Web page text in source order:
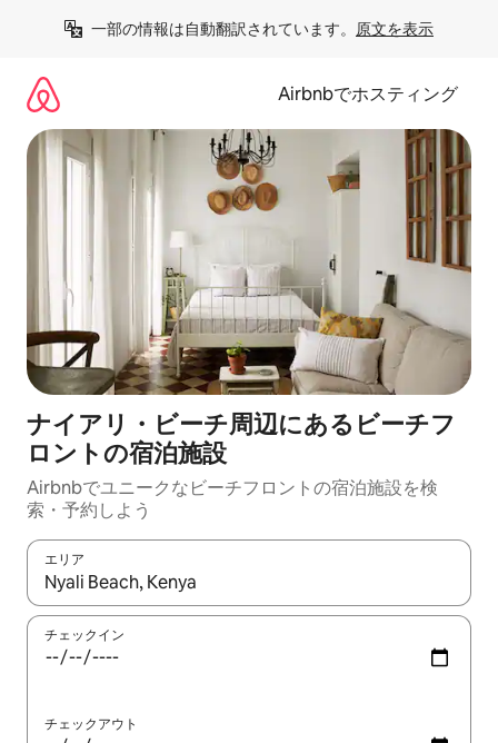
一部の情報は自動翻訳されています。 原文を表示
Airbnbでホスティング
ナイアリ・ビーチ周辺にあるビーチフ
ロントの宿泊施設
Airbnbでユニークなビーチフロントの宿泊施設を検
索・予約しよう
エリア
検索結果が表示されたら、上下の矢印キーを使って移動するか
チェックイン
チェックアウト